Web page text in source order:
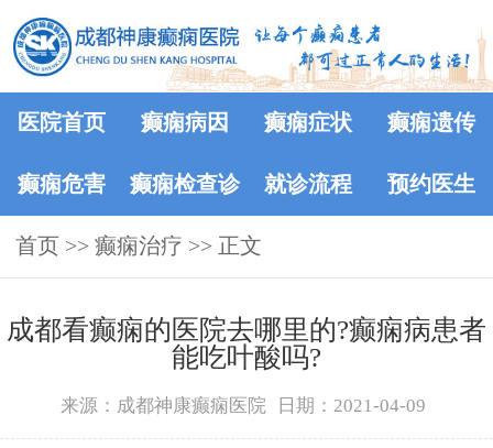
医院首页 癫痫病因 癫痫症状 癫痫遗传
癫痫危害 癫痫检查诊
断
就诊流程 预约医生
首页 >> 癫痫治疗 >> 正文
成都看癫痫的医院去哪里的?癫痫病患者
能吃叶酸吗?
来源：成都神康癫痫医院 日期：2021-04-09